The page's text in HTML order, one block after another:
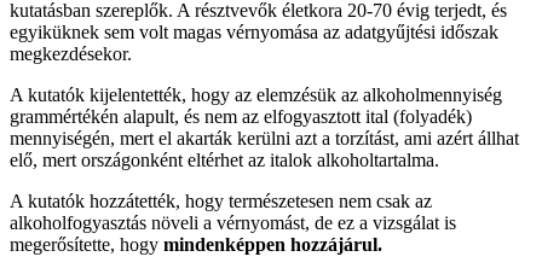
kutatásban szereplők. A résztvevők életkora 20-70 évig terjedt, és
egyiküknek sem volt magas vérnyomása az adatgyűjtési időszak
megkezdésekor.
A kutatók kijelentették, hogy az elemzésük az alkoholmennyiség
grammértékén alapult, és nem az elfogyasztott ital (folyadék)
mennyiségén, mert el akarták kerülni azt a torzítást, ami azért állhat
elő, mert országonként eltérhet az italok alkoholtartalma.
A kutatók hozzátették, hogy természetesen nem csak az
alkoholfogyasztás növeli a vérnyomást, de ez a vizsgálat is
megerősítette, hogy mindenképpen hozzájárul.